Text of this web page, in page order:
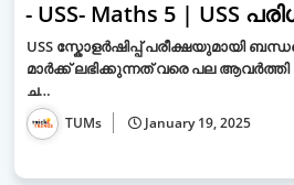
- USS- Maths 5 | USS
USS സ്കോളർഷിപ്പ് പരീക്ഷയുമായി
മാർക്ക് ലഭിക്കുന്നത് വരെ പല ആവർത്തി
ച…
TUMs January 19, 2025